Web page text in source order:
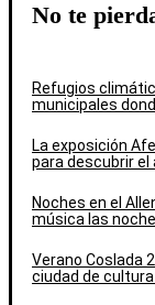
No te
Refugios
municipales
La exposición
para descubrir el
Noches en el
música las
Verano Coslada
ciudad de